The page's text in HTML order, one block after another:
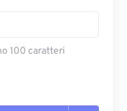
100 caratteri